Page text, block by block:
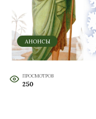
АНОНСЫ
ПРОСМОТРОВ
250